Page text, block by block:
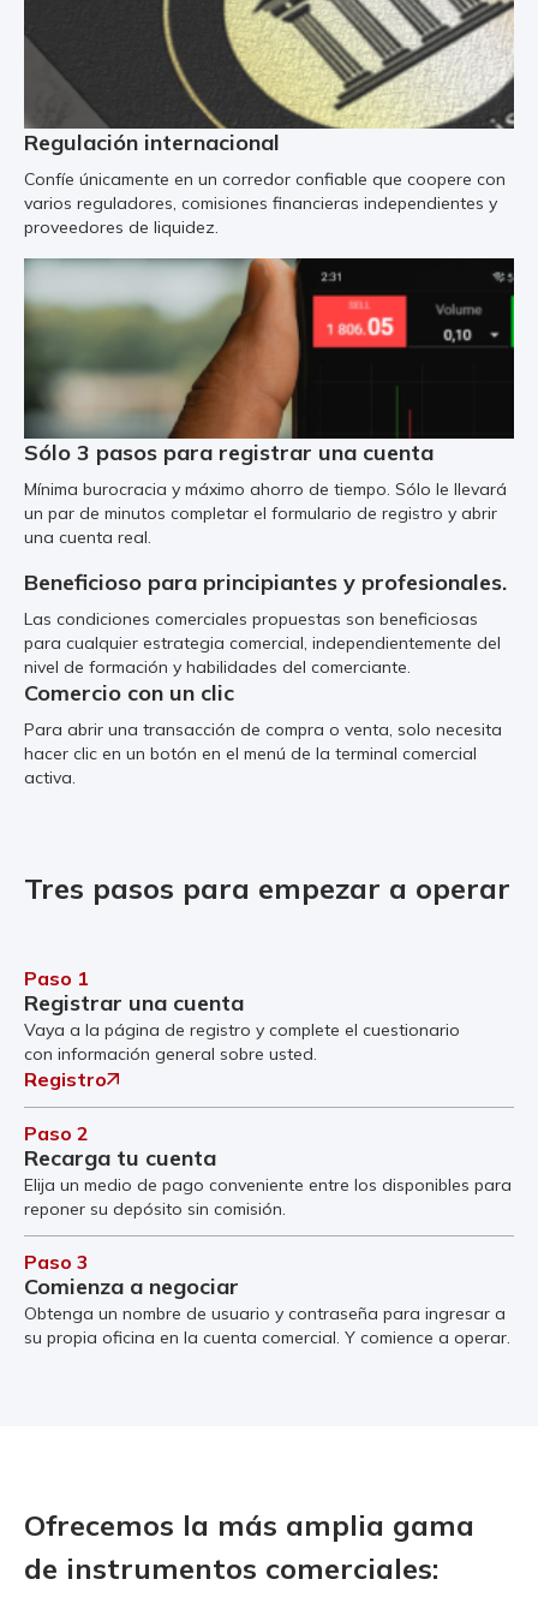
Regulación internacional
Confíe únicamente en un corredor confiable que coopere con
varios reguladores, comisiones financieras independientes y
proveedores de liquidez.
Sólo 3 pasos para registrar una cuenta
Mínima burocracia y máximo ahorro de tiempo. Sólo le llevará
un par de minutos completar el formulario de registro y abrir
una cuenta real.
Beneficioso para principiantes y profesionales.
Las condiciones comerciales propuestas son beneficiosas
para cualquier estrategia comercial, independientemente del
nivel de formación y habilidades del comerciante.
Comercio con un clic
Para abrir una transacción de compra o venta, solo necesita
hacer clic en un botón en el menú de la terminal comercial
activa.
Tres pasos para empezar a operar
Paso 1
Registrar una cuenta
Vaya a la página de registro y complete el cuestionario
con información general sobre usted.
Registro
Paso 2
Recarga tu cuenta
Elija un medio de pago conveniente entre los disponibles para
reponer su depósito sin comisión.
Paso 3
Comienza a negociar
Obtenga un nombre de usuario y contraseña para ingresar a
su propia oficina en la cuenta comercial. Y comience a operar.
Ofrecemos la más amplia gama
de instrumentos comerciales: